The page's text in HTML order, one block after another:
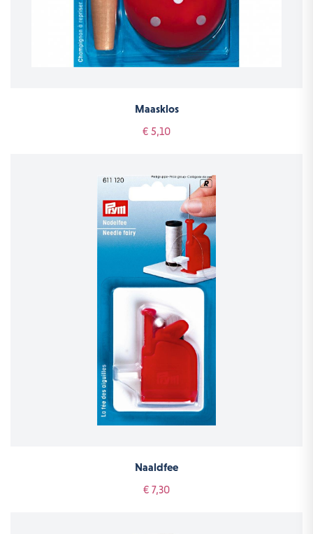
Maasklos
€ 5,10
Naaldfee
€ 7,30